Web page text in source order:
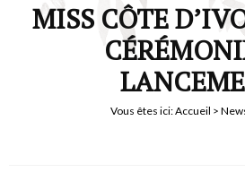
MISS CÔTE
Vous êtes ici:Accueil >